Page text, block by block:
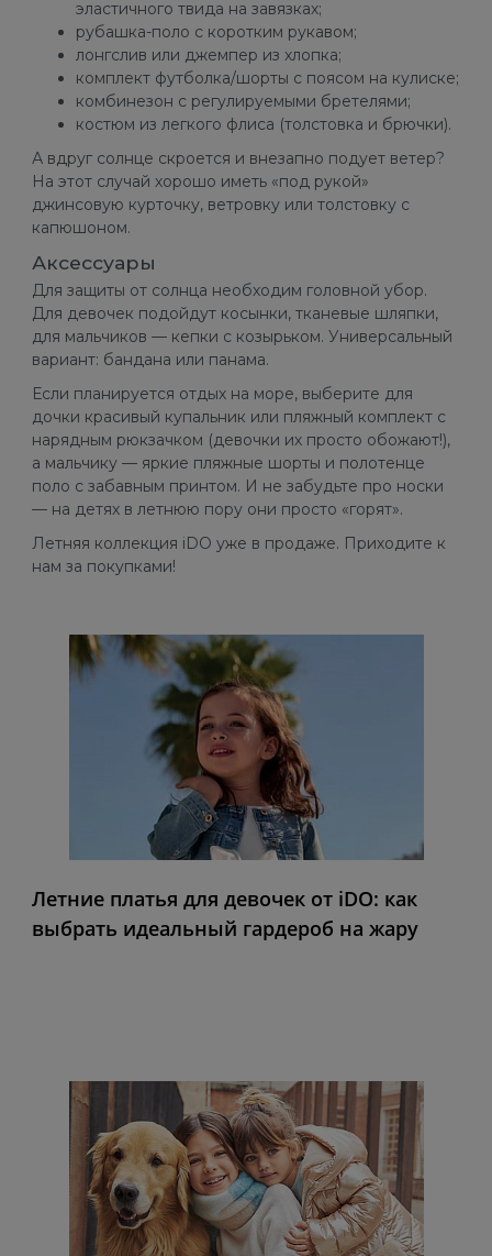
эластичного твида на завязках;
рубашка-поло с коротким рукавом;
лонгслив или джемпер из хлопка;
комплект футболка/шорты с поясом на кулиске;
комбинезон с регулируемыми бретелями;
костюм из легкого флиса (толстовка и брючки).
А вдруг солнце скроется и внезапно подует ветер?
На этот случай хорошо иметь «под рукой»
джинсовую курточку, ветровку или толстовку с
капюшоном.
Аксессуары
Для защиты от солнца необходим головной убор.
Для девочек подойдут косынки, тканевые шляпки,
для мальчиков — кепки с козырьком. Универсальный
вариант: бандана или панама.
Если планируется отдых на море, выберите для
дочки красивый купальник или пляжный комплект с
нарядным рюкзачком (девочки их просто обожают!),
а мальчику — яркие пляжные шорты и полотенце
поло с забавным принтом. И не забудьте про носки
— на детях в летнюю пору они просто «горят».
Летняя коллекция iDO уже в продаже. Приходите к
нам за покупками!
Летние платья для девочек от iDO: как
выбрать идеальный гардероб на жару
FINAL SALE
-50% на любимые позиции
в разделе NEW